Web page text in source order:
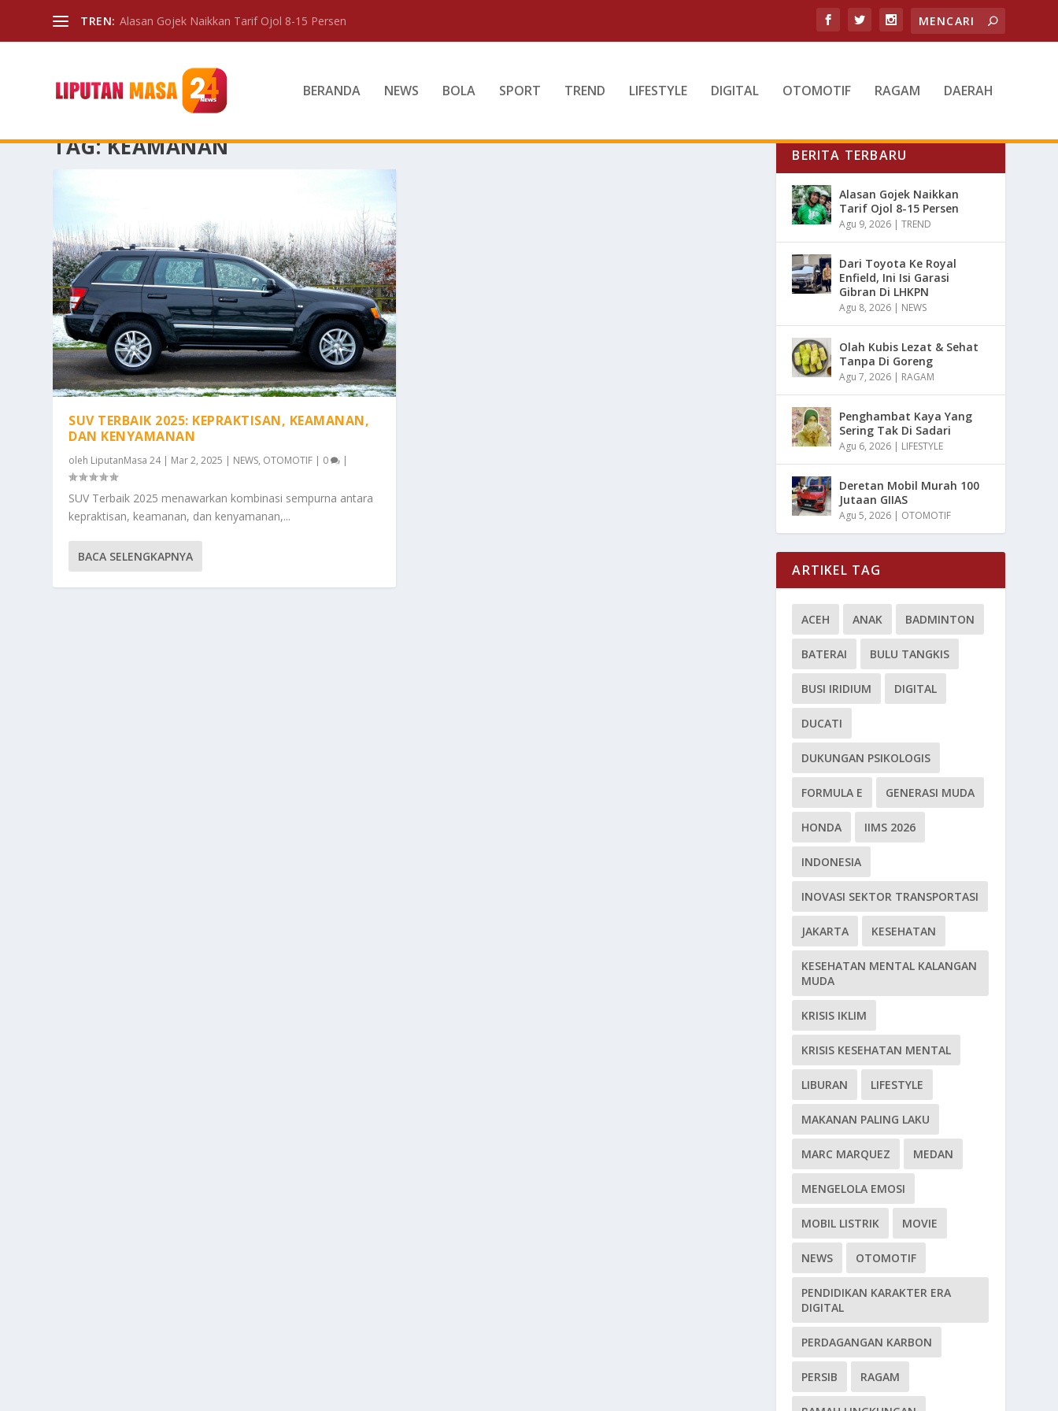
TREN: Alasan Gojek Naikkan Tarif Ojol 8-15 Persen
BERANDA NEWS BOLA SPORT TREND LIFESTYLE DIGITAL OTOMOTIF RAGAM DAERAH
TAG:KEAMANAN
SUV TERBAIK 2025: KEPRAKTISAN, KEAMANAN,
DAN KENYAMANAN
oleh LiputanMasa 24| Mar 2, 2025 | NEWS, OTOMOTIF | 0 |
SUV Terbaik 2025 menawarkan kombinasi sempurna antara
kepraktisan, keamanan, dan kenyamanan,...
BACA SELENGKAPNYA
BERITA TERBARU
Alasan Gojek Naikkan
Tarif Ojol 8-15 Persen
Agu 9, 2026 |TREND
Dari Toyota Ke Royal
Enfield, Ini Isi Garasi
Gibran Di LHKPN
Agu 8, 2026 | NEWS
Olah Kubis Lezat & Sehat
Tanpa Di Goreng
Agu 7, 2026 | RAGAM
Penghambat Kaya Yang
Sering Tak Di Sadari
Agu 6, 2026 | LIFESTYLE
Deretan Mobil Murah 100
Jutaan GIIAS
Agu 5, 2026 | OTOMOTIF
ARTIKEL TAG
ACEH ANAK BADMINTON
BATERAI BULU TANGKIS
BUSI IRIDIUM DIGITAL
DUCATI
DUKUNGAN PSIKOLOGIS
FORMULA E GENERASI MUDA
HONDA IIMS 2026
INDONESIA
INOVASI SEKTOR TRANSPORTASI
JAKARTA KESEHATAN
KESEHATAN MENTAL KALANGAN
MUDA
KRISIS IKLIM
KRISIS KESEHATAN MENTAL
LIBURAN LIFESTYLE
MAKANAN PALING LAKU
MARC MARQUEZ MEDAN
MENGELOLA EMOSI
MOBIL LISTRIK MOVIE
NEWS OTOMOTIF
PENDIDIKAN KARAKTER ERA
DIGITAL
PERDAGANGAN KARBON
PERSIB RAGAM